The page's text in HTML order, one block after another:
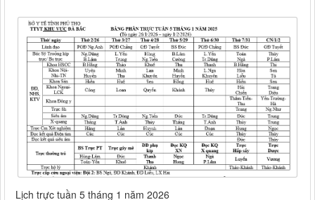
Lịch trực tuần 5 tháng 1 năm 2026